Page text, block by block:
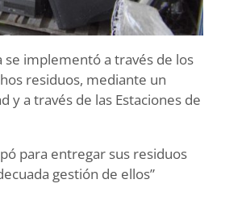
se implementó a través de los
residuos, mediante un
y a través de las Estaciones de
para entregar sus residuos
gestión de ellos”